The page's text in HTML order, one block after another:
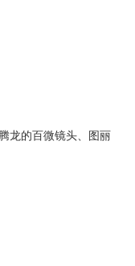
龙的百微镜头、 图丽